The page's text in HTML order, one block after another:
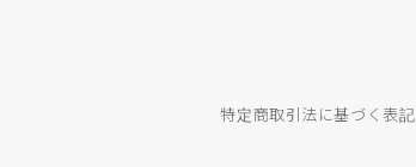
特定商取引法に基づく表記